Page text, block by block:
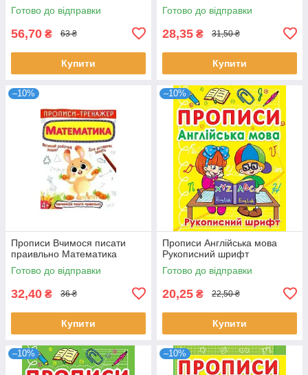
Готово до відправки
56,70 ₴ 63 ₴
Купити
Готово до відправки
28,35 ₴ 31,50 ₴
Купити
–10%
Прописи Вчимося писати
праивльно Математика
Готово до відправки
32,40 ₴ 36 ₴
Купити
–10%
Прописи Англійська мова
Рукописний шрифт
Готово до відправки
20,25 ₴ 22,50 ₴
Купити
–10% –10%